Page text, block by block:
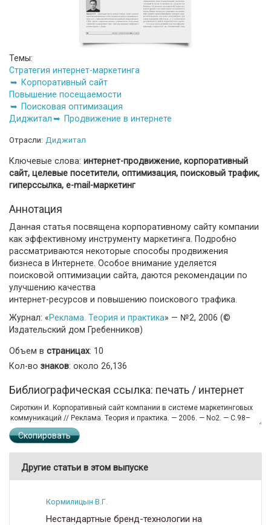
Темы:
Стратегия интернет-маркетинга
Корпоративный сайт
Повышение посещаемости
Поисковая оптимизация
Диджитал
Продвижение в интернете
Отрасли: Диджитал
Ключевые слова: интернет-продвижение, корпоративный
сайт, целевые посетители, оптимизация, поисковый трафик,
гиперссылка, e-mail-маркетинг
Аннотация
Данная статья посвящена корпоративному сайту компании
как эффективному инструменту маркетинга. Подробно
рассматриваются некоторые способы продвижения
бизнеса в Интернете. Особое внимание уделяется
поисковой оптимизации сайта, даются рекомендации по
улучшению качества
интернет-ресурсов и повышению поискового трафика.
Журнал: «Реклама. Теория и практика» — №2, 2006 (©
Издательский дом Гребенников)
Объем в страницах: 10
Кол-во знаков: около 26,136
Библиографическая ссылка: печать / интернет
Скопировать
Другие статьи в этом выпуске
Кормилицын В.Г.
Нестандартные бренд-технологии на